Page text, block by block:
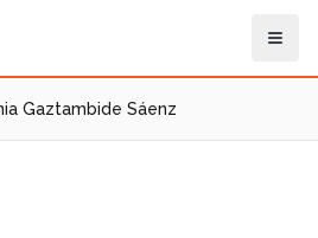
Gaztambide Sáenz